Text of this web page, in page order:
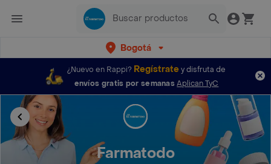
Bogotá
¿Nuevo en Rappi? Regístratey disfruta de
envíos gratis por semanas Aplican TyC
Farmatodo